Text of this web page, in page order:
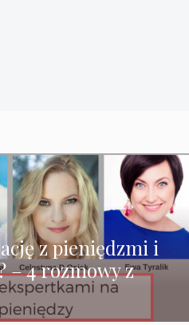
z pieniędzmi i
– 4 rozmowy z